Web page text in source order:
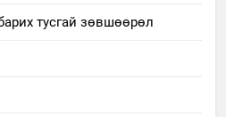
тусгай зөвшөөрөл